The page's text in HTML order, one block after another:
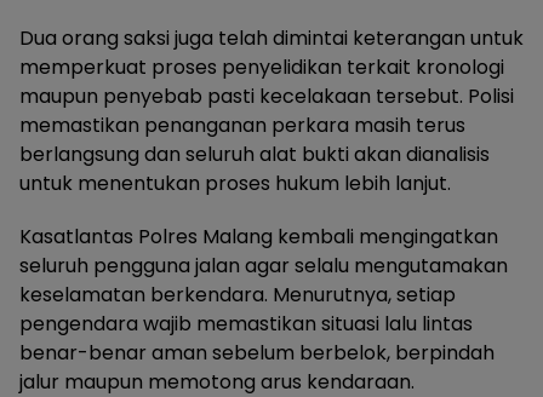
Dua orang saksi juga telah dimintai keterangan untuk
memperkuat proses penyelidikan terkait kronologi
maupun penyebab pasti kecelakaan tersebut. Polisi
memastikan penanganan perkara masih terus
berlangsung dan seluruh alat bukti akan dianalisis
untuk menentukan proses hukum lebih lanjut.
Kasatlantas Polres Malang kembali mengingatkan
seluruh pengguna jalan agar selalu mengutamakan
keselamatan berkendara. Menurutnya, setiap
pengendara wajib memastikan situasi lalu lintas
benar-benar aman sebelum berbelok, berpindah
jalur maupun memotong arus kendaraan.